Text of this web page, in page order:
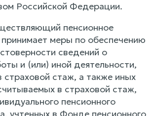
Российской Федерации.
пенсионное
принимает меры по обеспечению
сведений о
и (или) иной деятельности,
страховой стаж, а также иных
в страховой стаж,
пенсионного